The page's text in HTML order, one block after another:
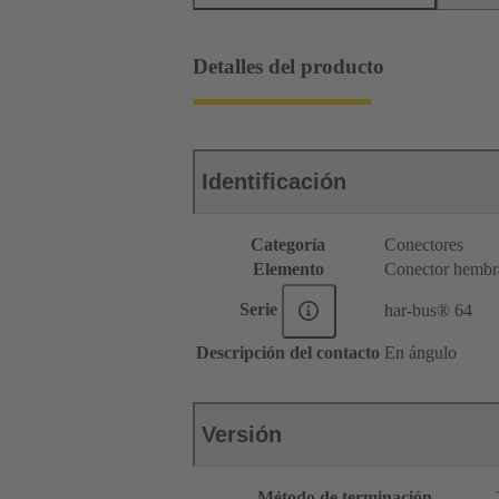
Detalles del producto
Identificación
Categoría
Conectores
Elemento
Conector
Serie har-bus® 64
Descripción del contacto En ángulo
Versión